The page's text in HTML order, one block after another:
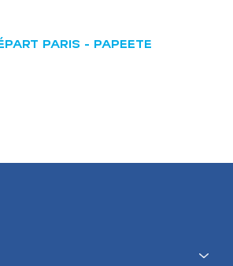
PARIS - PAPEETE